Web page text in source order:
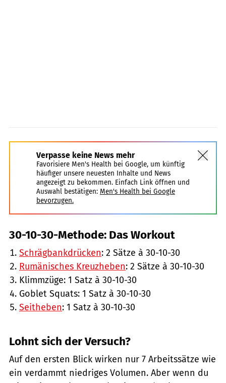
Verpasse keine News mehr
Favorisiere Men's Health bei Google, um künftig
häufiger unsere neuesten Inhalte und News
angezeigt zu bekommen. Einfach Link öffnen und
Auswahl bestätigen: Men's Health bei Google
bevorzugen.
30-10-30-Methode: Das Workout
Schrägbankdrücken: 2 Sätze à 30-10-30
Rumänisches Kreuzheben: 2 Sätze à 30-10-30
Klimmzüge: 1 Satz à 30-10-30
Goblet Squats: 1 Satz à 30-10-30
Seitheben: 1 Satz à 30-10-30
Lohnt sich der Versuch?
Auf den ersten Blick wirken nur 7 Arbeitssätze wie
ein verdammt niedriges Volumen. Aber wenn du